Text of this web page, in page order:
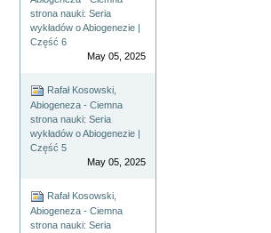
strona nauki: Seria
wykładów o Abiogenezie |
Część 6
May 05, 2025
Rafał Kosowski,
Abiogeneza - Ciemna
strona nauki: Seria
wykładów o Abiogenezie |
Część 5
May 05, 2025
Rafał Kosowski,
Abiogeneza - Ciemna
strona nauki: Seria